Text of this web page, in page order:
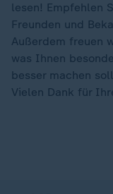
lesen! Empfehlen
Freunden und
Außerdem freuen
was Ihnen
besser machen
Vielen Dank für